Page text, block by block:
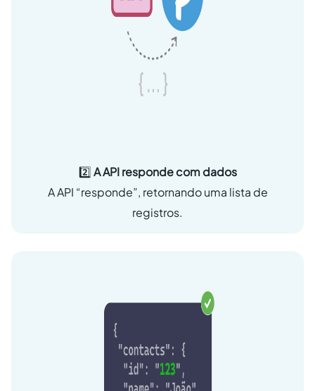
2️⃣A API responde com dados
A API “responde”, retornando uma lista de
registros.